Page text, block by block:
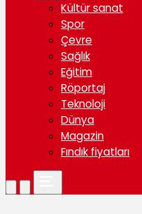
Kültür sanat
Spor
Çevre
Sağlık
Eğitim
Röportaj
Teknoloji
Dünya
Magazin
Fındık fiyatları